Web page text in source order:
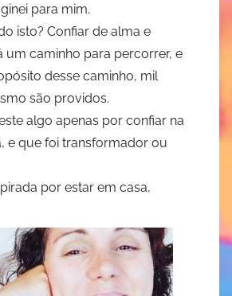
para mim.
isto? Confiar de alma e
um caminho para percorrer, e
desse caminho, mil
são providos.
algo apenas por confiar na
e que foi transformador ou
por estar em casa,